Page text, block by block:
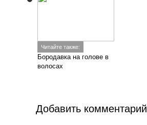
Читайте также:
Бородавка на голове в
волосах
Добавить комментарий